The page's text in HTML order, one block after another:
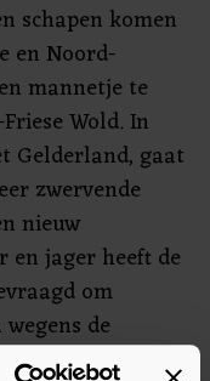
schapen komen
en Noord-
mannetje te
Wold. In
Gelderland, gaat
zwervende
nieuw
en jager heeft de
om
de